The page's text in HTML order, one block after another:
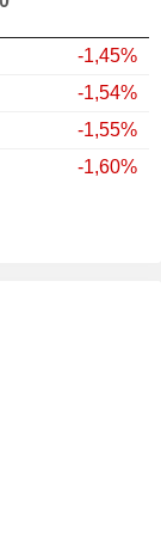
-1,45%
-1,54%
-1,55%
-1,60%